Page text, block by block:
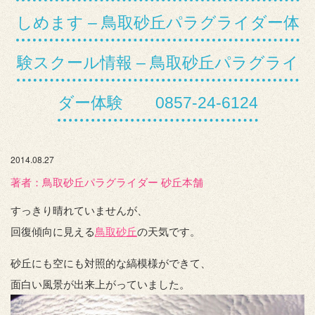
しめます – 鳥取砂丘パラグライダー体
験スクール情報 – 鳥取砂丘パラグライ
ダー体験 0857-24-6124
2014.08.27
著者：️鳥取砂丘パラグライダー 砂丘本舗
すっきり晴れていませんが、
回復傾向に見える鳥取砂丘の天気です。
砂丘にも空にも対照的な縞模様ができて、
面白い風景が出来上がっていました。